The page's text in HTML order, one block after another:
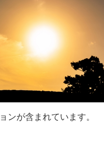
ンが含まれています。